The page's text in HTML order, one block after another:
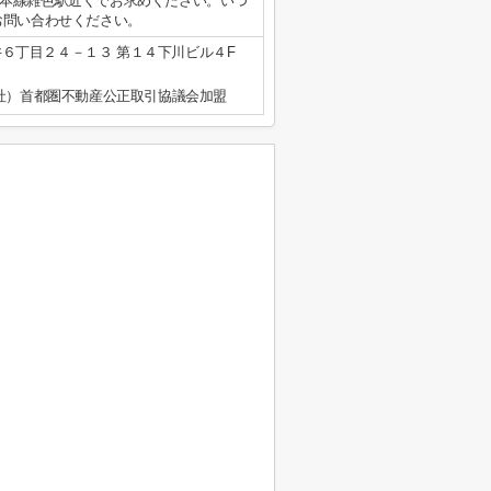
い合わせください。
丁目２４－１３ 第１４下川ビル４F
首都圏不動産公正取引協議会加盟